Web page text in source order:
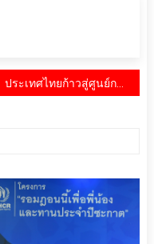
ประเทศไทยก้าวสู่ศูนย์กลางการผลิตแคปซูลของเอเชีย ด้วยโรงงานใหม่จาก ACG